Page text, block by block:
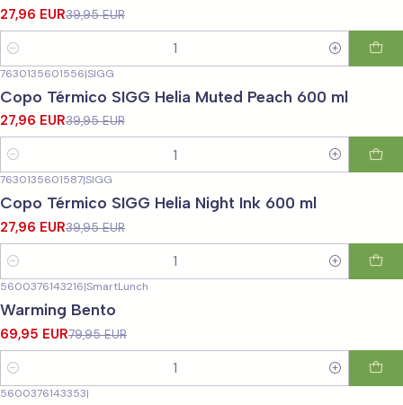
27,96 EUR39,95 EUR
Quantidade
-30%DESCONTO
7630135601556|SIGG
Copo Térmico SIGG Helia Muted Peach 600 ml
27,96 EUR39,95 EUR
Quantidade
DESCONTO
7630135601587|SIGG
Copo Térmico SIGG Helia Night Ink 600 ml
27,96 EUR39,95 EUR
Quantidade
DESCONTO
5600376143216|SmartLunch
Warming Bento
69,95 EUR79,95 EUR
Quantidade
5600376143353|